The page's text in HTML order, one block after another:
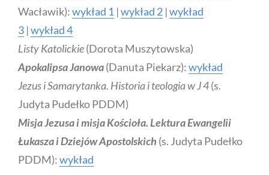
Wacławik):wykład 1 |wykład 2 |wykład
3 |wykład 4
Listy Katolickie(Dorota Muszytowska)
Apokalipsa Janowa(Danuta Piekarz):wykład
Jezus i Samarytanka. Historia i teologia w J 4(s.
Judyta Pudełko PDDM)
Misja Jezusa i misja Kościoła. Lektura Ewangelii
Łukasza i Dziejów Apostolskich (s. Judyta Pudełko
PDDM):wykład